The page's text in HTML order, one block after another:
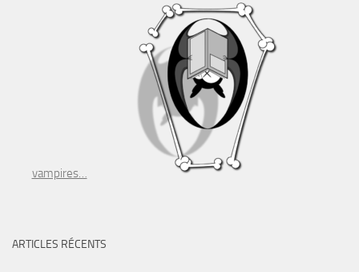
vampires…
ARTICLES RÉCENTS